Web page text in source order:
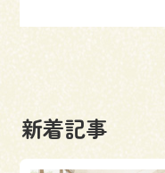
受付
来場予約
新着記事